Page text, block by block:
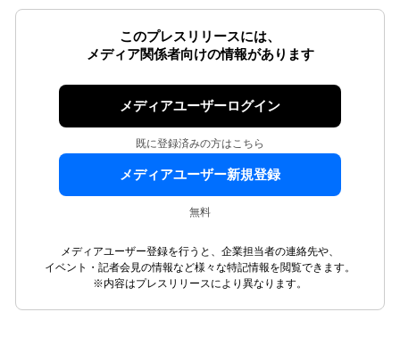
このプレスリリースには、
メディア関係者向けの情報があります
メディアユーザーログイン
既に登録済みの方はこちら
メディアユーザー新規登録
無料
メディアユーザー登録を行うと、企業担当者の連絡先や、
イベント・記者会見の情報など様々な特記情報を閲覧できます。
※内容はプレスリリースにより異なります。